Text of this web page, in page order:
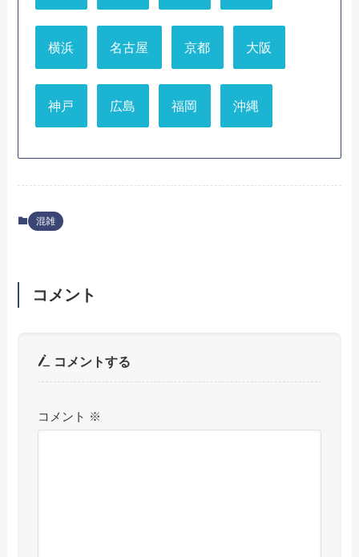
横浜 名古屋 京都 大阪
神戸 広島 福岡 沖縄
混雑
コメント
コメントする
コメント ※